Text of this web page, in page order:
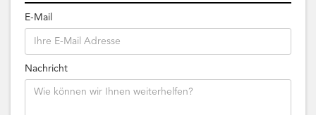
E-Mail
Nachricht